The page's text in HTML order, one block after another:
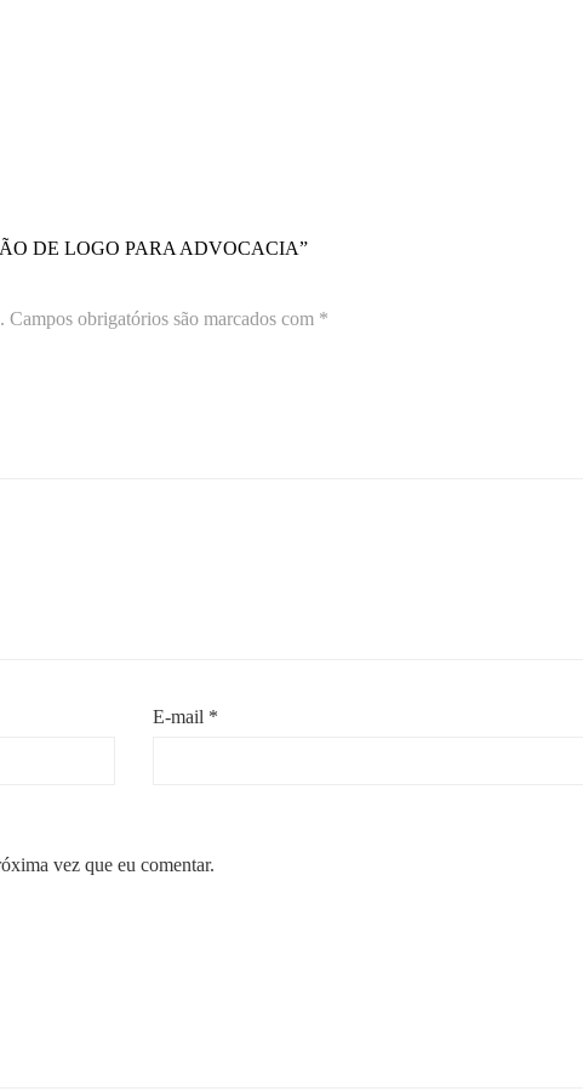
DE LOGO PARA ADVOCACIA”
Campos obrigatórios são marcados com *
E-mail *
vez que eu comentar.